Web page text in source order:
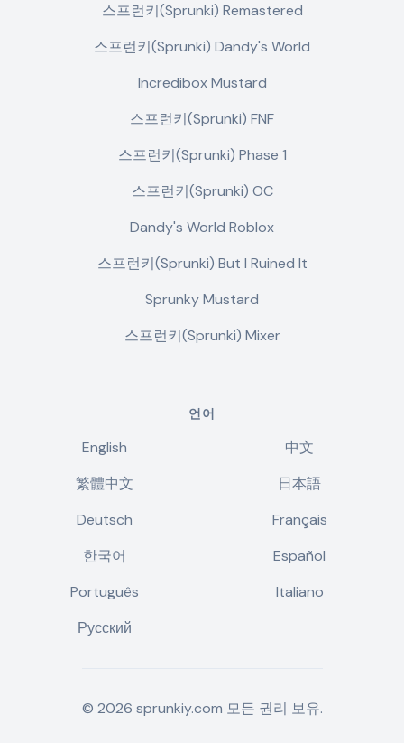
스프런키(Sprunki) Remastered
스프런키(Sprunki) Dandy's World
Incredibox Mustard
스프런키(Sprunki) FNF
스프런키(Sprunki) Phase 1
스프런키(Sprunki) OC
Dandy's World Roblox
스프런키(Sprunki) But I Ruined It
Sprunky Mustard
스프런키(Sprunki) Mixer
언어
English
中文
繁體中文
日本語
Deutsch
Français
한국어
Español
Português
Italiano
Русский
© 2026 sprunkiy.com 모든 권리 보유.